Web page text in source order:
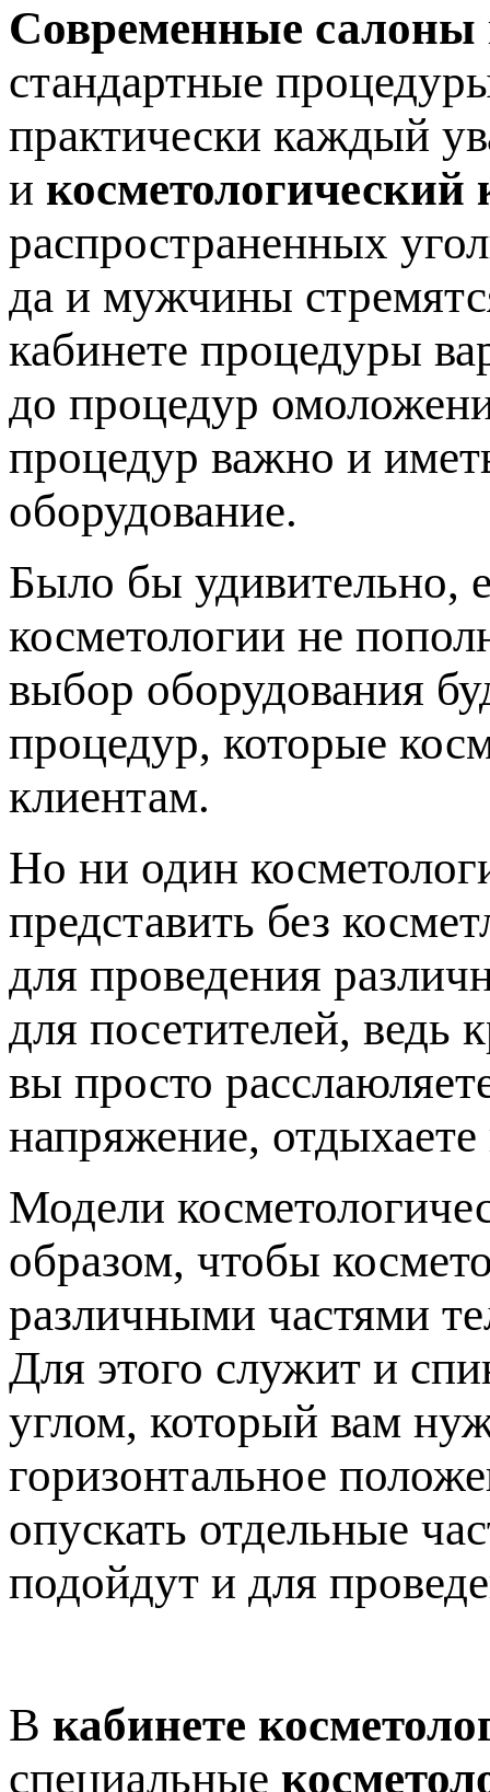
Современные салоны
стандартные
практически каждый
и косметологический
распространенных
да и мужчины
кабинете процедуры
до процедур
процедур важно и
оборудование.
Было бы удивительно,
косметологии не
выбор оборудования
процедур, которые
клиентам.
Но ни один
представить без
для проведения
для посетителей, ведь
вы просто
напряжение,
Модели
образом, чтобы
различными частями
Для этого служит и
углом, который вам
горизонтальное
опускать отдельные
подойдут и для
В кабинете
специальные